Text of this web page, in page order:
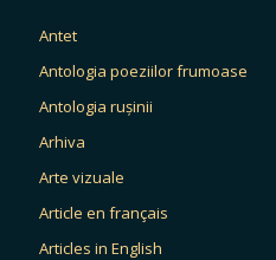
Antet
Antologia poeziilor frumoase
Antologia rușinii
Arhiva
Arte vizuale
Article en français
Articles in English